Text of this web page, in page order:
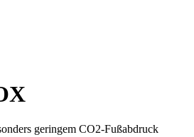
geringem CO2-Fußabdruck